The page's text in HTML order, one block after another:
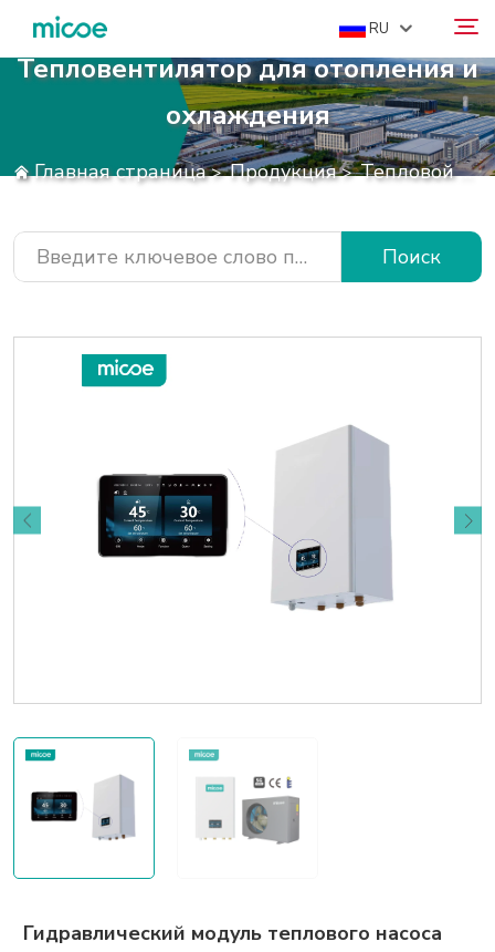
RU
ПРОДУКЦИЯ
ПОДДЕРЖКА И СЕРВИСЫ
МЕДИАЦЕНТР
Поиск
Тепловентилятор для отопления и
охлаждения
Главная страница>Продукция>Тепловой Насос
Поиск
Гидравлический модуль теплового насоса